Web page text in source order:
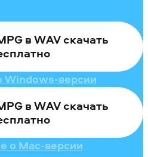
в WAV скачать
Windows-версии
в WAV скачать
о Mac-версии